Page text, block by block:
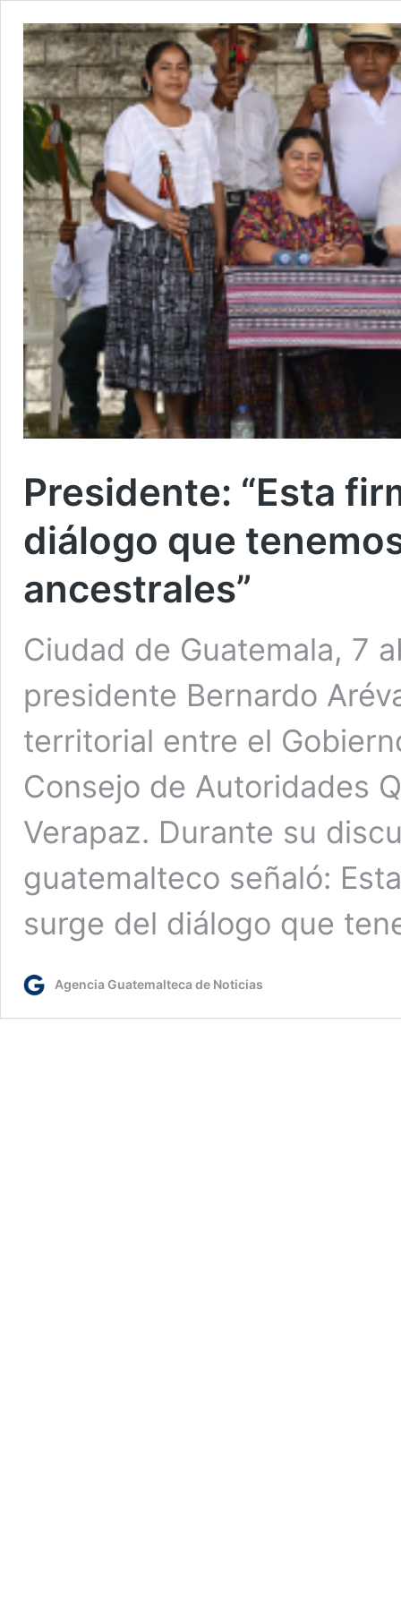
Presidente: “Esta
diálogo que
ancestrales”
Ciudad de Guatemala, 7
presidente Bernardo
territorial entre el
Consejo de Autoridades
Verapaz. Durante su
guatemalteco señaló:
surge del diálogo que
Agencia Guatemalteca de Noticias